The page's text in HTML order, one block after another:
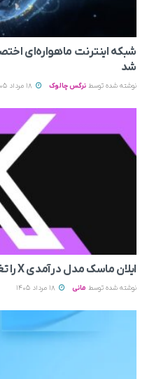
شد
نوشته شده توسط نرگس چالوک
ایلان ماسک مدل درآمدی X را تغییر می‌ دهد
نوشته شده توسط مانی